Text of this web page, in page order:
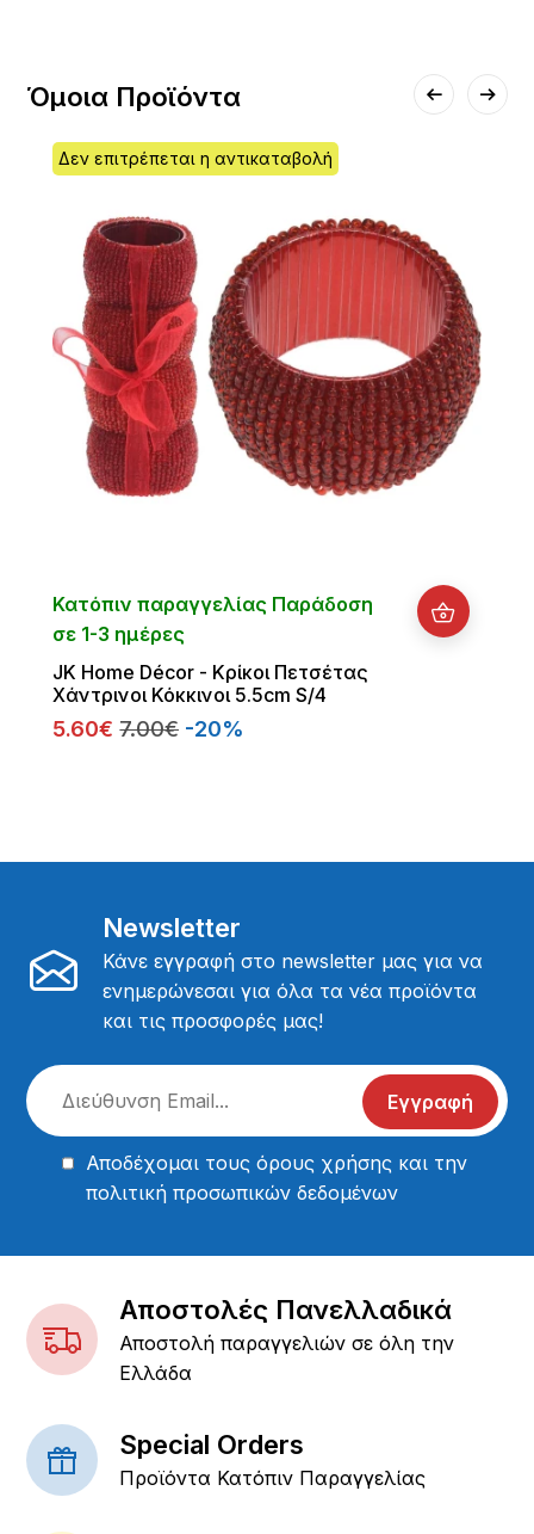
Όμοια Προϊόντα
Δεν επιτρέπεται η αντικαταβολή
Κατόπιν παραγγελίας Παράδοση
σε 1-3 ημέρες
JΚ Home Décor - Κρίκοι Πετσέτας
Χάντρινοι Κόκκινοι 5.5cm S/4
5.60€ 7.00€ -20%
Newsletter
Κάνε εγγραφή στο newsletter μας για να
ενημερώνεσαι για όλα τα νέα προϊόντα
και τις προσφορές μας!
Εγγραφή
Αποδέχομαι τουςόρους χρήσης και την
πολιτική προσωπικών δεδομένων
Αποστολές Πανελλαδικά
Αποστολή παραγγελιών σε όλη την
Ελλάδα
Special Orders
Προϊόντα Κατόπιν Παραγγελίας